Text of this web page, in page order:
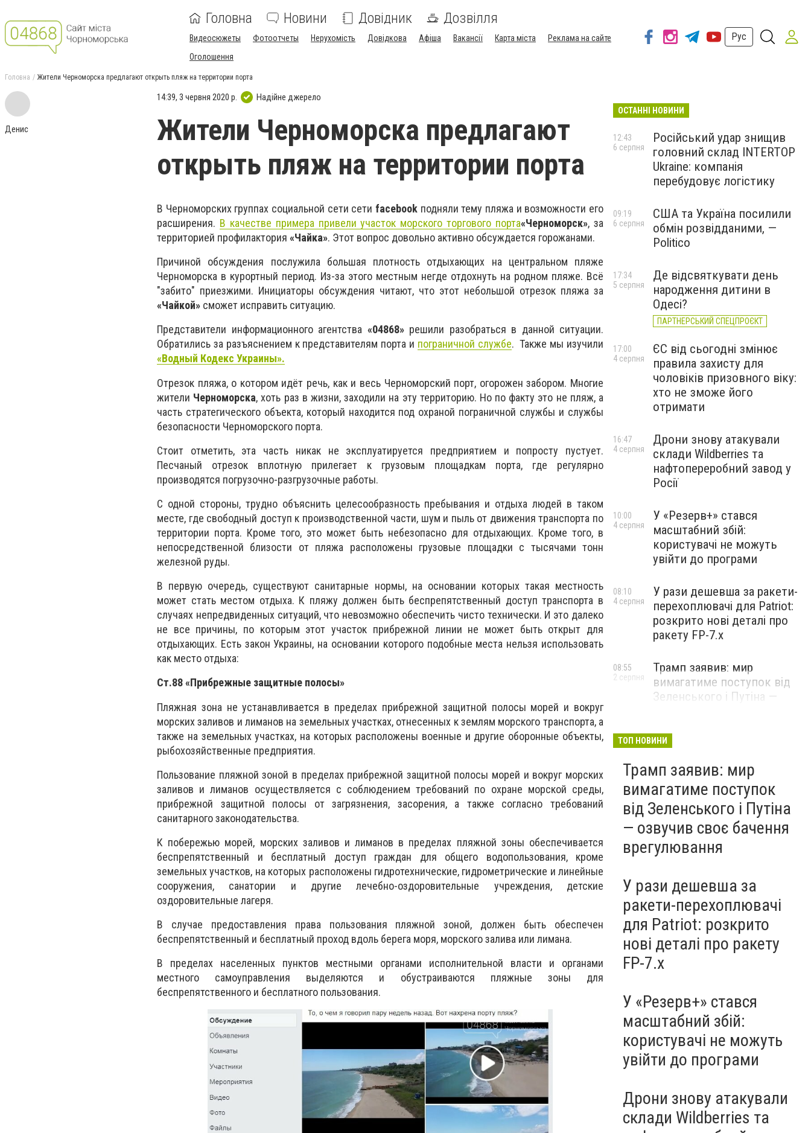
Головна Новини Довідник Дозвілля
Видеосюжеты Фотоотчеты Нерухомість Довідкова Афіша Вакансії Карта міста
Реклама на сайте
Оголошення
Рус
Головна Жители Черноморска предлагают открыть пляж на территории порта
Денис
14:39, 3 червня 2020 р. Надійне джерело
Жители Черноморска предлагают
открыть пляж на территории порта
В Черноморских группах социальной сети сети facebook подняли тему пляжа и возможности его
расширения. В качестве примера привели участок морского торгового порта«Черноморск», за
территорией профилактория «Чайка». Этот вопрос довольно активно обсуждается горожанами.
Причиной обсуждения послужила большая плотность отдыхающих на центральном пляже
Черноморска в курортный период. Из-за этого местным негде отдохнуть на родном пляже. Всё
"забито" приезжими. Инициаторы обсуждения читают, что этот небольшой отрезок пляжа за
«Чайкой» сможет исправить ситуацию.
Представители информационного агентства «04868»решили разобраться в данной ситуации.
Обратились за разъяснением к представителям порта и пограничной службе. Также мы изучили
«Водный Кодекс Украины».
Отрезок пляжа, о котором идёт речь, как и весь Черноморский порт, огорожен забором. Многие
жители Черноморска, хоть раз в жизни, заходили на эту территорию. Но по факту это не пляж, а
часть стратегического объекта, который находится под охраной пограничной службы и службы
безопасности Черноморского порта.
Стоит отметить, эта часть никак не эксплуатируется предприятием и попросту пустует.
Песчаный отрезок вплотную прилегает к грузовым площадкам порта, где регулярно
производятся погрузочно-разгрузочные работы.
С одной стороны, трудно объяснить целесообразность пребывания и отдыха людей в таком
месте, где свободный доступ к производственной части, шум и пыль от движения транспорта по
территории порта. Кроме того, это может быть небезопасно для отдыхающих. Кроме того, в
непосредственной близости от пляжа расположены грузовые площадки с тысячами тонн
железной руды.
В первую очередь, существуют санитарные нормы, на основании которых такая местность
может стать местом отдыха. К пляжу должен быть беспрепятственный доступ транспорта в
случаях непредвиденных ситуаций, что невозможно обеспечить чисто технически. И это далеко
не все причины, по которым этот участок прибрежной линии не может быть открыт для
отдыхающих. Есть закон Украины, на основании которого подобные места нельзя использовать
как место отдыха:
Ст.88 «Прибрежные защитные полосы»
Пляжная зона не устанавливается в пределах прибрежной защитной полосы морей и вокруг
морских заливов и лиманов на земельных участках, отнесенных к землям морского транспорта, а
также на земельных участках, на которых расположены военные и другие оборонные объекты,
рыбохозяйственные предприятия.
Пользование пляжной зоной в пределах прибрежной защитной полосы морей и вокруг морских
заливов и лиманов осуществляется с соблюдением требований по охране морской среды,
прибрежной защитной полосы от загрязнения, засорения, а также согласно требований
санитарного законодательства.
К побережью морей, морских заливов и лиманов в пределах пляжной зоны обеспечивается
беспрепятственный и бесплатный доступ граждан для общего водопользования, кроме
земельных участков, на которых расположены гидротехнические, гидрометрические и линейные
сооружения, санатории и другие лечебно-оздоровительные учреждения, детские
оздоровительные лагеря.
В случае предоставления права пользования пляжной зоной, должен быть обеспечен
беспрепятственный и бесплатный проход вдоль берега моря, морского залива или лимана.
В пределах населенных пунктов местными органами исполнительной власти и органами
местного самоуправления выделяются и обустраиваются пляжные зоны для
беспрепятственного и бесплатного пользования.
ОСТАННІ НОВИНИ
Російський удар знищив
головний склад INTERTOP
Ukraine: компанія
перебудовує логістику
12:43
6 серпня
США та Україна посилили
обмін розвідданими, —
Politico
09:19
6 серпня
Де відсвяткувати день
народження дитини в
Одесі?
ПАРТНЕРСЬКИЙ СПЕЦПРОЄКТ
17:34
5 серпня
ЄС від сьогодні змінює
правила захисту для
чоловіків призовного віку:
хто не зможе його
отримати
17:00
4 серпня
Дрони знову атакували
склади Wildberries та
нафтопереробний завод у
Росії
16:47
4 серпня
У «Резерв+» стався
масштабний збій:
користувачі не можуть
увійти до програми
10:00
4 серпня
У рази дешевша за ракети-
перехоплювачі для Patriot:
розкрито нові деталі про
ракету FP-7.x
08:10
4 серпня
Трамп заявив: мир
вимагатиме поступок від
Зеленського і Путіна —
08:55
2 серпня
ТОП НОВИНИ
Трамп заявив: мир
вимагатиме поступок
від Зеленського і Путіна
— озвучив своє бачення
врегулювання
У рази дешевша за
ракети-перехоплювачі
для Patriot: розкрито
нові деталі про ракету
FP-7.x
У «Резерв+» стався
масштабний збій:
користувачі не можуть
увійти до програми
Дрони знову атакували
склади Wildberries та